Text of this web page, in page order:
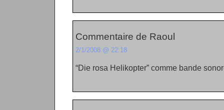
Commentaire de Raoul
2/1/2008 @ 22:18
“Die rosa Helikopter” comme bande